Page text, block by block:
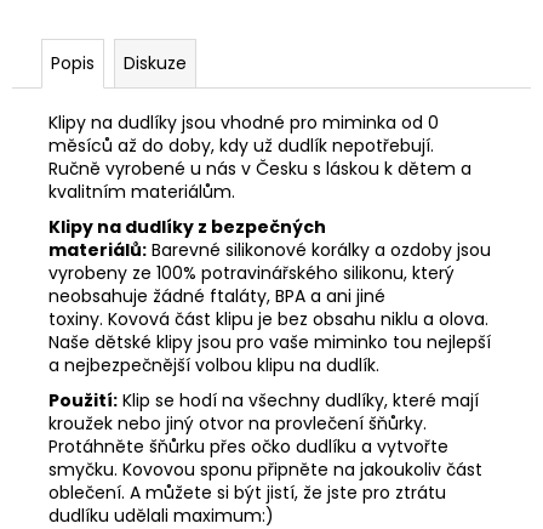
Popis Diskuze
Klipy na dudlíky jsou vhodné pro miminka od 0
měsíců až do doby, kdy už dudlík nepotřebují.
Ručně vyrobené u nás v Česku s láskou k dětem a
kvalitním materiálům.
Klipy na dudlíky z bezpečných
materiálů: Barevné silikonové korálky a ozdoby jsou
vyrobeny ze 100% potravinářského silikonu, který
neobsahuje žádné ftaláty, BPA a ani jiné
toxiny. Kovová část klipu je bez obsahu niklu a olova.
Naše dětské klipy jsou pro vaše miminko tou nejlepší
a nejbezpečnější volbou klipu na dudlík.
Použití: Klip se hodí na všechny dudlíky, které mají
kroužek nebo jiný otvor na provlečení šňůrky.
Protáhněte šňůrku přes očko dudlíku a vytvořte
smyčku. Kovovou sponu připněte na jakoukoliv část
oblečení. A můžete si být jistí, že jste pro ztrátu
dudlíku udělali maximum:)